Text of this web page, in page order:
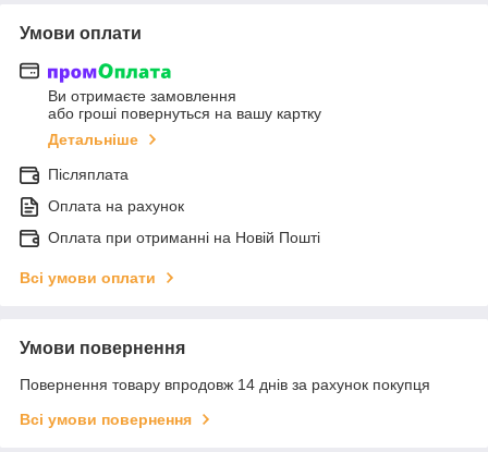
Умови оплати
Ви отримаєте замовлення
або гроші повернуться на вашу картку
Детальніше
Післяплата
Оплата на рахунок
Оплата при отриманні на Новій Пошті
Всі умови оплати
Умови повернення
Повернення товару впродовж 14 днів за рахунок покупця
Всі умови повернення